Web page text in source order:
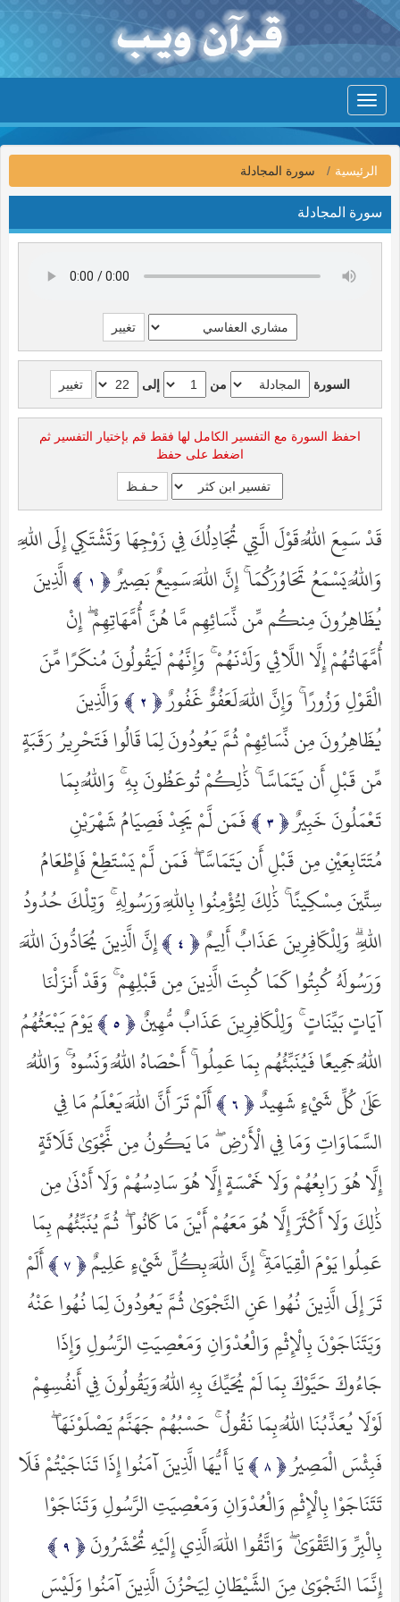
Toggle
navigation
الرئيسية سورة المجادلة
سورة المجادلة
السورة من إلى
احفظ السورة مع التفسير الكامل لها فقط قم بإختيار التفسير ثم
اضغط على حفظ
قَدْ سَمِعَ اللَّهُ قَوْلَ الَّتِي تُجَادِلُكَ فِي زَوْجِهَا وَتَشْتَكِي إِلَى اللَّهِ
وَاللَّهُ يَسْمَعُ تَحَاوُرَكُمَا ۚ إِنَّ اللَّهَ سَمِيعٌ بَصِيرٌ
الَّذِينَ
يُظَاهِرُونَ مِنكُم مِّن نِّسَائِهِم مَّا هُنَّ أُمَّهَاتِهِمْ ۖ إِنْ
أُمَّهَاتُهُمْ إِلَّا اللَّائِي وَلَدْنَهُمْ ۚ وَإِنَّهُمْ لَيَقُولُونَ مُنكَرًا مِّنَ
الْقَوْلِ وَزُورًا ۚ وَإِنَّ اللَّهَ لَعَفُوٌّ غَفُورٌ
وَالَّذِينَ
يُظَاهِرُونَ مِن نِّسَائِهِمْ ثُمَّ يَعُودُونَ لِمَا قَالُوا فَتَحْرِيرُ رَقَبَةٍ
مِّن قَبْلِ أَن يَتَمَاسَّا ۚ ذَٰلِكُمْ تُوعَظُونَ بِهِ ۚ وَاللَّهُ بِمَا
تَعْمَلُونَ خَبِيرٌ
فَمَن لَّمْ يَجِدْ فَصِيَامُ شَهْرَيْنِ
مُتَتَابِعَيْنِ مِن قَبْلِ أَن يَتَمَاسَّا ۖ فَمَن لَّمْ يَسْتَطِعْ فَإِطْعَامُ
سِتِّينَ مِسْكِينًا ۚ ذَٰلِكَ لِتُؤْمِنُوا بِاللَّهِ وَرَسُولِهِ ۚ وَتِلْكَ حُدُودُ
اللَّهِ ۗ وَلِلْكَافِرِينَ عَذَابٌ أَلِيمٌ
إِنَّ الَّذِينَ يُحَادُّونَ اللَّهَ
وَرَسُولَهُ كُبِتُوا كَمَا كُبِتَ الَّذِينَ مِن قَبْلِهِمْ ۚ وَقَدْ أَنزَلْنَا
آيَاتٍ بَيِّنَاتٍ ۚ وَلِلْكَافِرِينَ عَذَابٌ مُّهِينٌ
يَوْمَ يَبْعَثُهُمُ
اللَّهُ جَمِيعًا فَيُنَبِّئُهُم بِمَا عَمِلُوا ۚ أَحْصَاهُ اللَّهُ وَنَسُوهُ ۚ وَاللَّهُ
عَلَىٰ كُلِّ شَيْءٍ شَهِيدٌ
أَلَمْ تَرَ أَنَّ اللَّهَ يَعْلَمُ مَا فِي
السَّمَاوَاتِ وَمَا فِي الْأَرْضِ ۖ مَا يَكُونُ مِن نَّجْوَىٰ ثَلَاثَةٍ
إِلَّا هُوَ رَابِعُهُمْ وَلَا خَمْسَةٍ إِلَّا هُوَ سَادِسُهُمْ وَلَا أَدْنَىٰ مِن
ذَٰلِكَ وَلَا أَكْثَرَ إِلَّا هُوَ مَعَهُمْ أَيْنَ مَا كَانُوا ۖ ثُمَّ يُنَبِّئُهُم بِمَا
عَمِلُوا يَوْمَ الْقِيَامَةِ ۚ إِنَّ اللَّهَ بِكُلِّ شَيْءٍ عَلِيمٌ
أَلَمْ
تَرَ إِلَى الَّذِينَ نُهُوا عَنِ النَّجْوَىٰ ثُمَّ يَعُودُونَ لِمَا نُهُوا عَنْهُ
وَيَتَنَاجَوْنَ بِالْإِثْمِ وَالْعُدْوَانِ وَمَعْصِيَتِ الرَّسُولِ وَإِذَا
جَاءُوكَ حَيَّوْكَ بِمَا لَمْ يُحَيِّكَ بِهِ اللَّهُ وَيَقُولُونَ فِي أَنفُسِهِمْ
لَوْلَا يُعَذِّبُنَا اللَّهُ بِمَا نَقُولُ ۚ حَسْبُهُمْ جَهَنَّمُ يَصْلَوْنَهَا ۖ
فَبِئْسَ الْمَصِيرُ
يَا أَيُّهَا الَّذِينَ آمَنُوا إِذَا تَنَاجَيْتُمْ فَلَا
تَتَنَاجَوْا بِالْإِثْمِ وَالْعُدْوَانِ وَمَعْصِيَتِ الرَّسُولِ وَتَنَاجَوْا
بِالْبِرِّ وَالتَّقْوَىٰ ۖ وَاتَّقُوا اللَّهَ الَّذِي إِلَيْهِ تُحْشَرُونَ
إِنَّمَا النَّجْوَىٰ مِنَ الشَّيْطَانِ لِيَحْزُنَ الَّذِينَ آمَنُوا وَلَيْسَ